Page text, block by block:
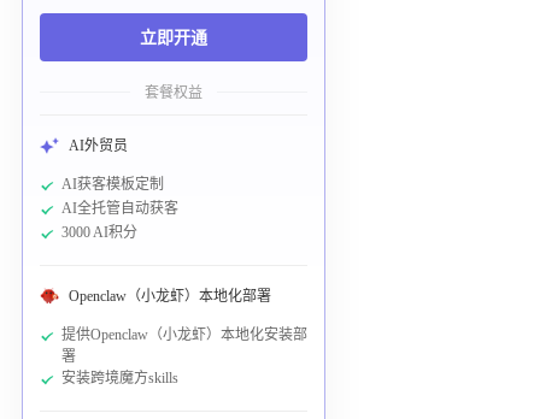
立即开通
套餐权益
AI外贸员
AI获客模板定制
AI全托管自动获客
3000 AI积分
Openclaw（小龙虾）本地化部署
提供Openclaw（小龙虾）本地化安装部
署
安装跨境魔方skills